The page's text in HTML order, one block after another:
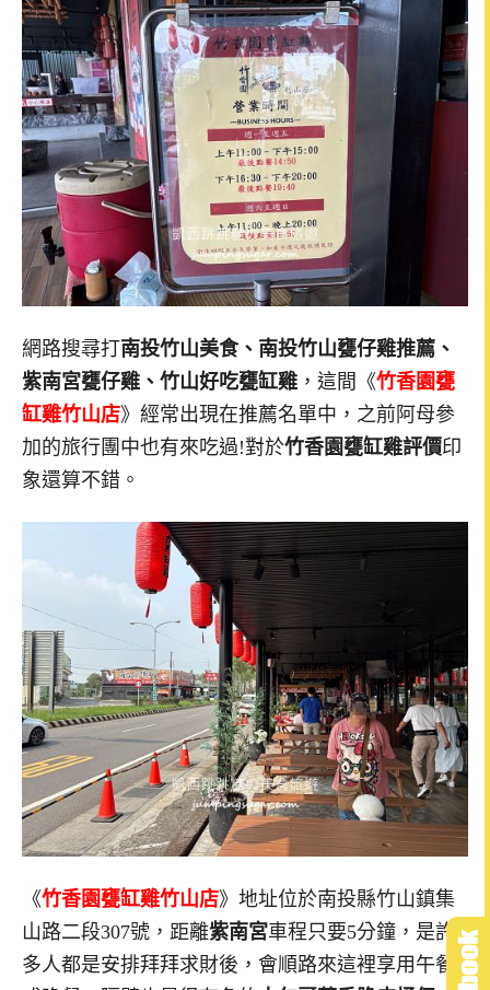
網路搜尋打南投竹山美食、 南投竹山甕仔雞推薦、
紫南宮甕仔雞、竹山好吃甕缸雞 ，這間《竹香園甕
缸雞竹山店》經常出現在推薦名單中，之前阿母參
加的旅行團中也有來吃過!對於竹香園甕缸雞評價印
象還算不錯。
《竹香園甕缸雞竹山店》地址位於南投縣竹山鎮集
山路二段307號，距離紫南宮車程只要5分鐘，是許
多人都是安排拜拜求財後，會順路來這裡享用午餐